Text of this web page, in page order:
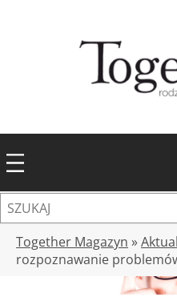
z
Together Magazyn »
rozpoznawanie